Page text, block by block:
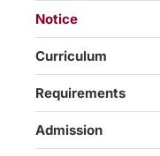
Notice
Curriculum
Requirements
Admission